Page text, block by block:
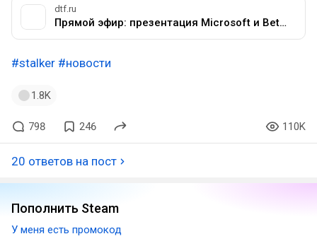
dtf.ru
Прямой эфир: презентация Microsoft и Bethesda на E3 2021 — Игры на DTF
#stalker #новости
1.8K
798 246 110K
20 ответов на пост
Пополнить Steam
У меня есть промокод